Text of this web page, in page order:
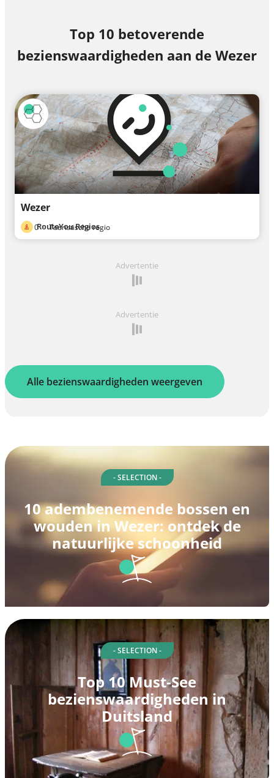
Top 10 betoverende
bezienswaardigheden aan de Wezer
Wezer
0 · Toeristische regio
RouteYou Regios
Advertentie
Advertentie
Alle bezienswaardigheden weergeven
- SELECTION -
10 adembenemende bossen en
wouden in Wezer: ontdek de
natuurlijke schoonheid
- SELECTION -
Top 10 Must-See
bezienswaardigheden in
Duitsland